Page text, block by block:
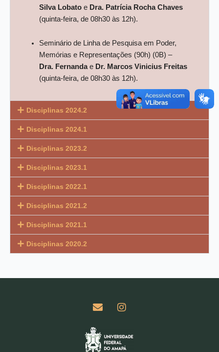
Silva Lobatoe Dra. Patrícia Rocha Chaves
(quinta-feira, de 08h30 às 12h).
Seminário de Linha de Pesquisa em Poder,
Memórias e Representações (90h) (0B) –
Dra. Fernandae Dr. Marcos Vinicius Freitas
(quinta-feira, de 08h30 às 12h).
Disciplinas 2024.2
Disciplinas 2024.1
Disciplinas 2023.2
Disciplinas 2023.1
Disciplinas 2022.1
Disciplinas 2021.2
Disciplinas 2021.1
Disciplinas 2020.2
E
n
e
l
I
n
a